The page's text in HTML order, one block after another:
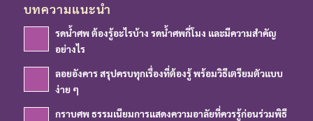
บทความแนะนำ
รดน้ำศพ ต้องรู้อะไรบ้าง รดน้ำศพกี่โมง และมีความสำคัญ
อย่างไร
ลอยอังคาร สรุปครบทุกเรื่องที่ต้องรู้ พร้อมวิธีเตรียมตัวแบบ
ง่าย ๆ
กราบศพ ธรรมเนียมการแสดงความอาลัยที่ควรรู้ก่อนร่วมพิธี